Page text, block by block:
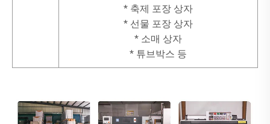
* 축제 포장 상자
* 선물 포장 상자
* 소매 상자
* 튜브박스 등